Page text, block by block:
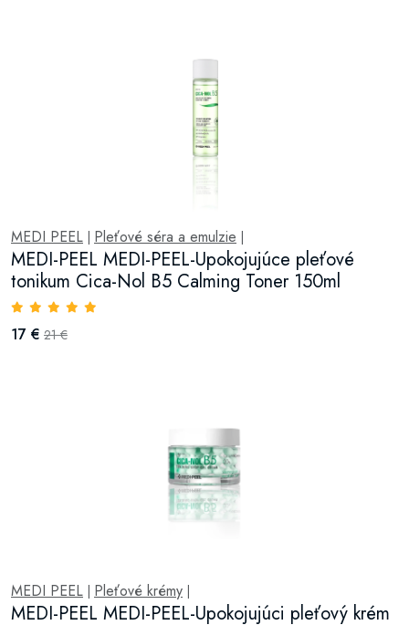
MEDI PEEL Pleťové séra a emulzie
MEDI-PEEL MEDI-PEEL-Upokojujúce pleťové
tonikum Cica-Nol B5 Calming Toner 150ml
17 € 21 €
MEDI PEEL Pleťové krémy
MEDI-PEEL MEDI-PEEL-Upokojujúci pleťový krém